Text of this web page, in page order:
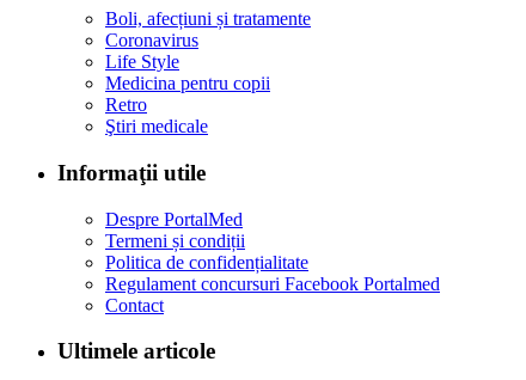
Boli, afecțiuni și tratamente
Coronavirus
Life Style
Medicina pentru copii
Retro
Ştiri medicale
Informaţii utile
Despre PortalMed
Termeni și condiții
Politica de confidențialitate
Regulament concursuri Facebook Portalmed
Contact
Ultimele articole